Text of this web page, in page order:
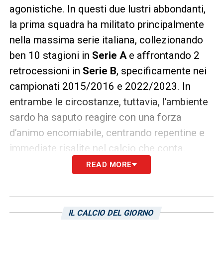
agonistiche. In questi due lustri abbondanti,
la prima squadra ha militato principalmente
nella massima serie italiana, collezionando
ben 10 stagioni in Serie Ae affrontando 2
retrocessioni in Serie B, specificamente nei
campionati 2015/2016 e 2022/2023. In
entrambe le circostanze, tuttavia, l’ambiente
sardo ha saputo reagire con una forza
d’animo encomiabile, centrando repentine e
immediate risalite nel calcio che conta.
La prima volta conquistando la vittoria del
nella drammatica finale dei Playoff con
READ MORE
IL CALCIO DEL GIORNO